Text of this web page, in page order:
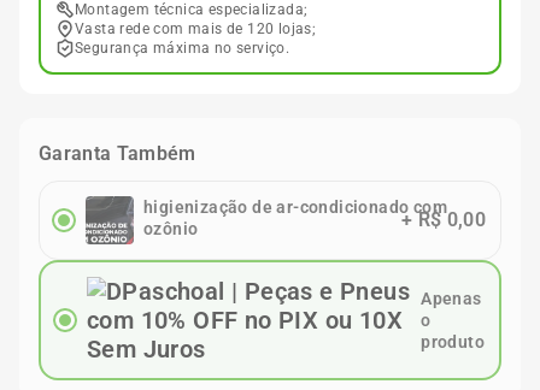
Montagem técnica especializada;
Vasta rede com mais de 120 lojas;
Segurança máxima no serviço.
Garanta Também
higienização de ar-condicionado com
ozônio
+R$ 0,00
Apenas
o
produto